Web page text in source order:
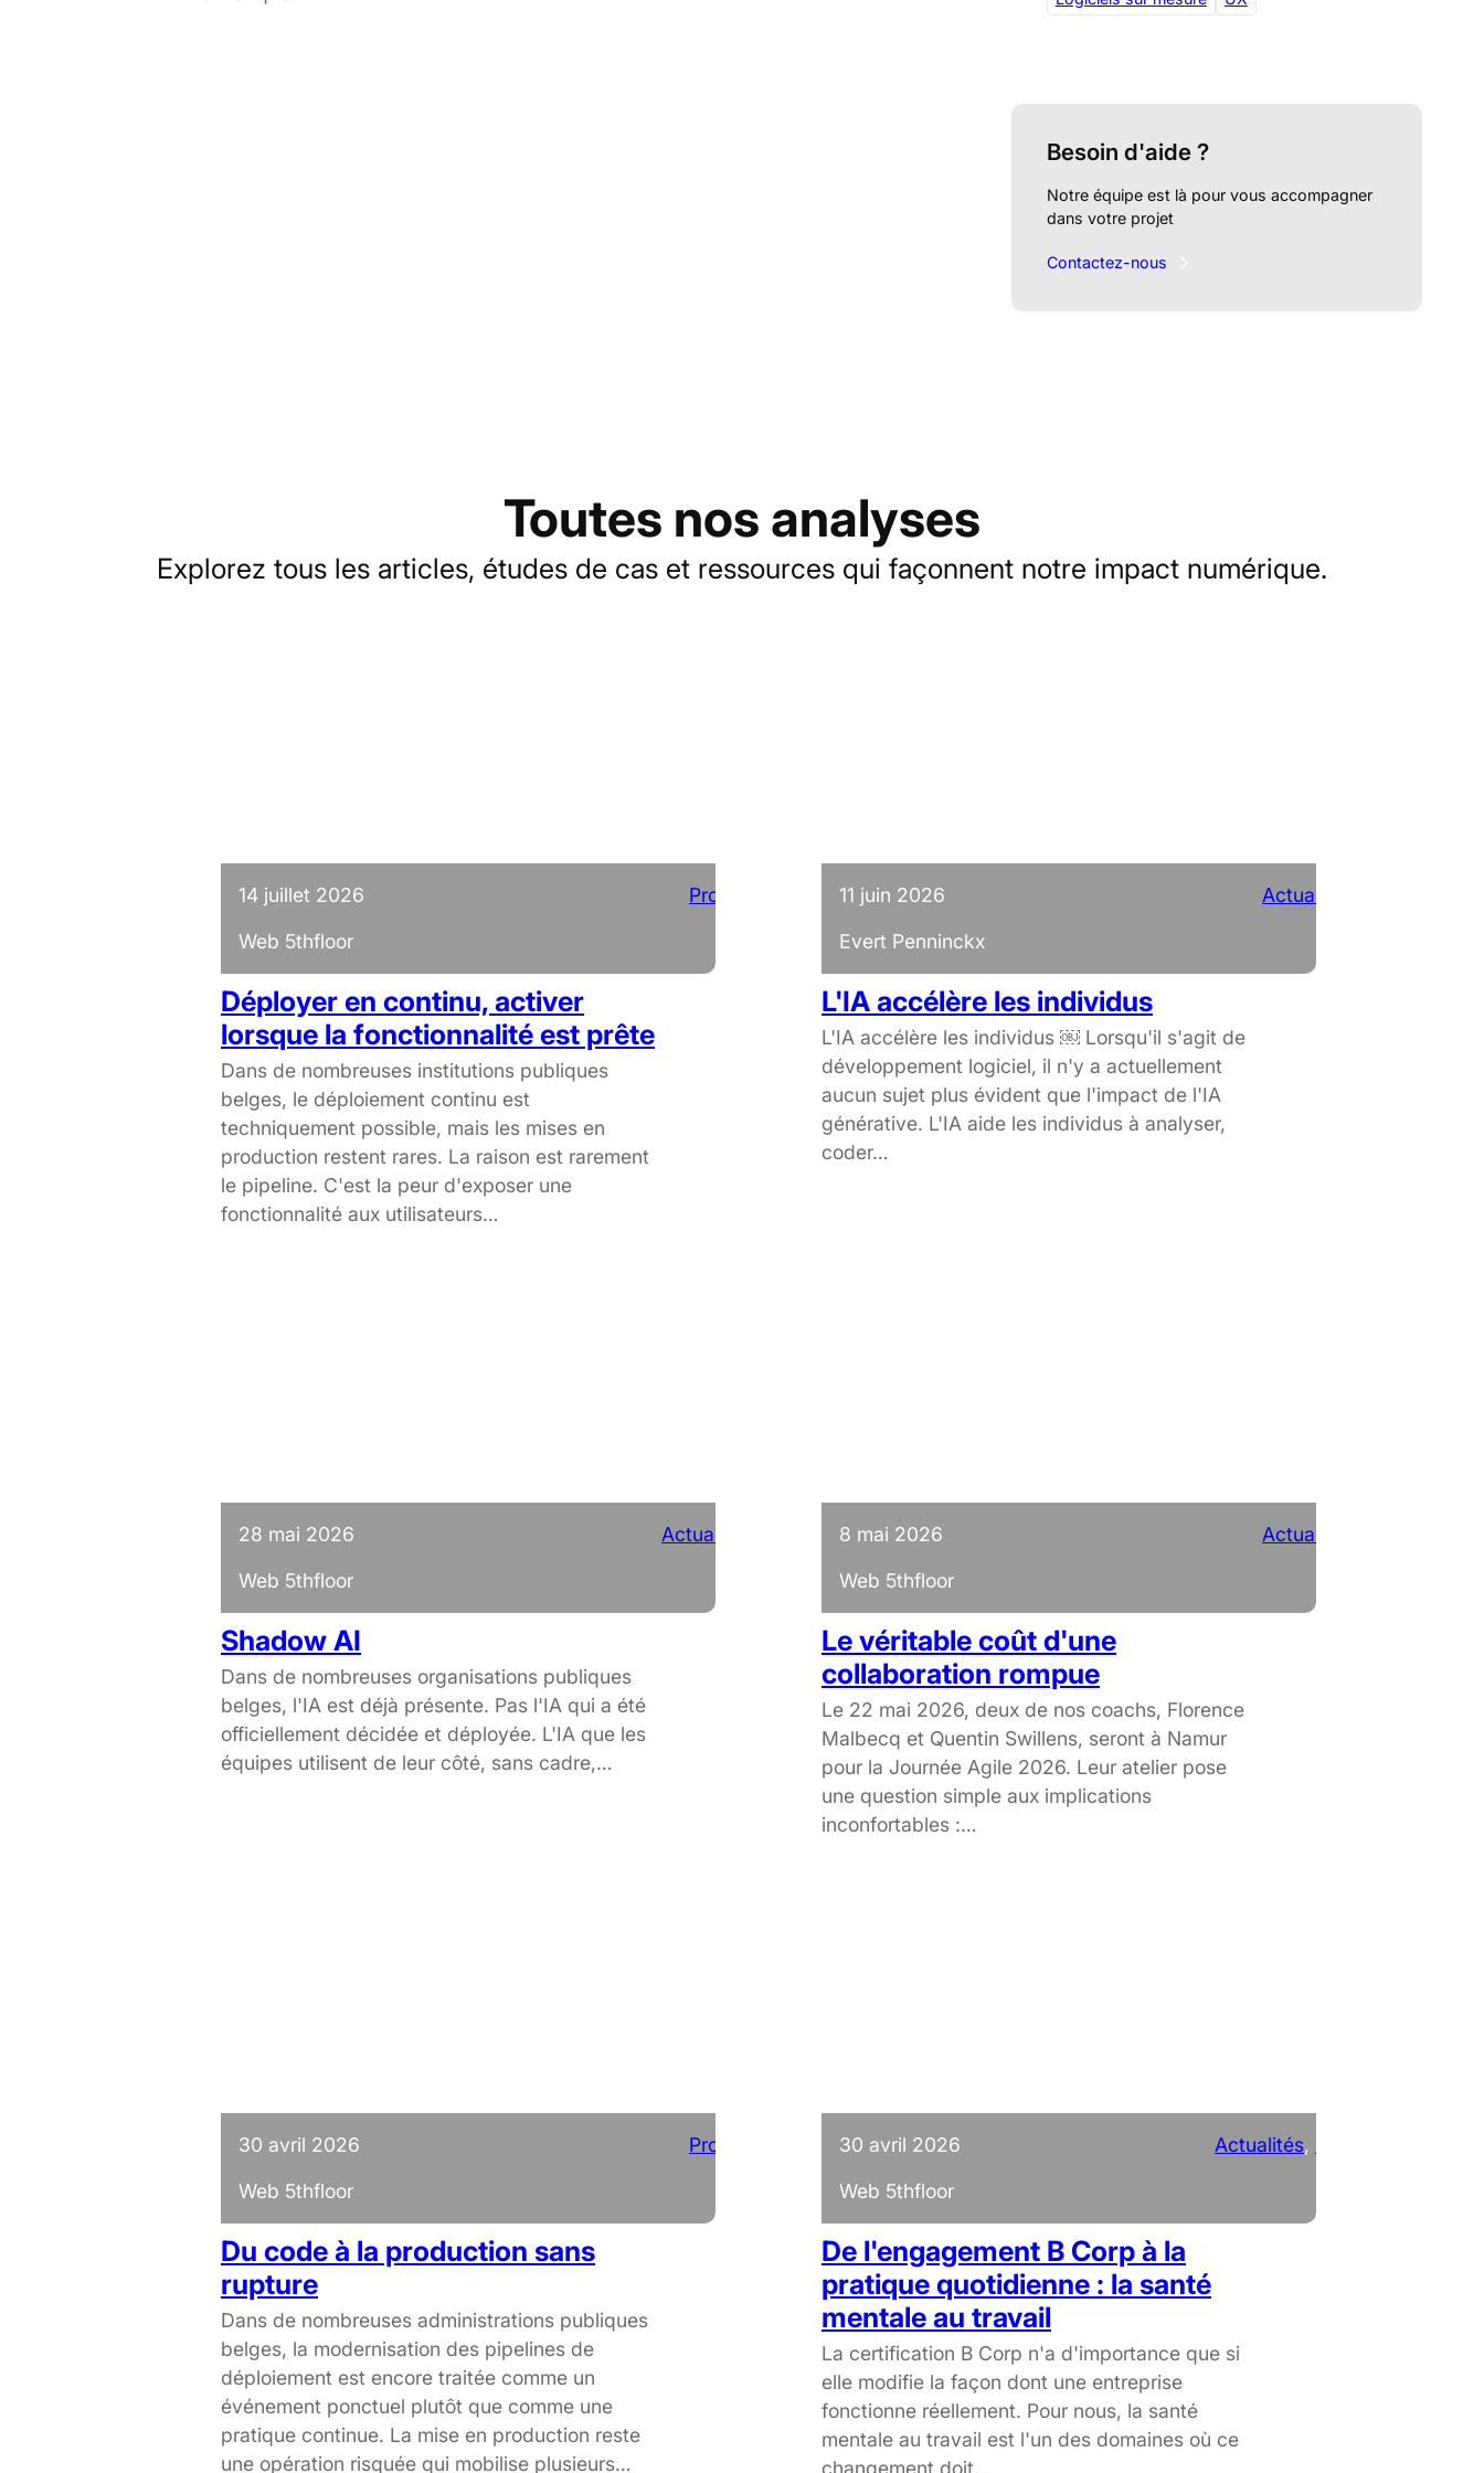
Besoin d'aide ?
Notre équipe est là pour vous accompagner
dans votre projet
Contactez-nous
Toutes nos analyses
Explorez tous les articles, études de cas et ressources qui façonnent notre impact numérique.
14 juillet 2026
Web 5thfloor
Projets
Déployer en continu, activer
lorsque la fonctionnalité est prête
Dans de nombreuses institutions publiques
belges, le déploiement continu est
techniquement possible, mais les mises en
production restent rares. La raison est rarement
le pipeline. C'est la peur d'exposer une
fonctionnalité aux utilisateurs…
11 juin 2026
Evert Penninckx
Actualités
L'IA accélère les individus
L'IA accélère les individus ￼ Lorsqu'il s'agit de
développement logiciel, il n'y a actuellement
aucun sujet plus évident que l'impact de l'IA
générative. L'IA aide les individus à analyser,
coder…
28 mai 2026
Web 5thfloor
Actualités
Shadow AI
Dans de nombreuses organisations publiques
belges, l'IA est déjà présente. Pas l'IA qui a été
officiellement décidée et déployée. L'IA que les
équipes utilisent de leur côté, sans cadre,…
8 mai 2026
Web 5thfloor
Actualités
Le véritable coût d'une
collaboration rompue
Le 22 mai 2026, deux de nos coachs, Florence
Malbecq et Quentin Swillens, seront à Namur
pour la Journée Agile 2026. Leur atelier pose
une question simple aux implications
inconfortables :…
30 avril 2026
Web 5thfloor
Projets
Du code à la production sans
rupture
Dans de nombreuses administrations publiques
belges, la modernisation des pipelines de
déploiement est encore traitée comme un
événement ponctuel plutôt que comme une
pratique continue. La mise en production reste
une opération risquée qui mobilise plusieurs…
30 avril 2026
Web 5thfloor
Actualités,
De l'engagement B Corp à la
pratique quotidienne : la santé
mentale au travail
La certification B Corp n'a d'importance que si
elle modifie la façon dont une entreprise
fonctionne réellement. Pour nous, la santé
mentale au travail est l'un des domaines où ce
changement doit…